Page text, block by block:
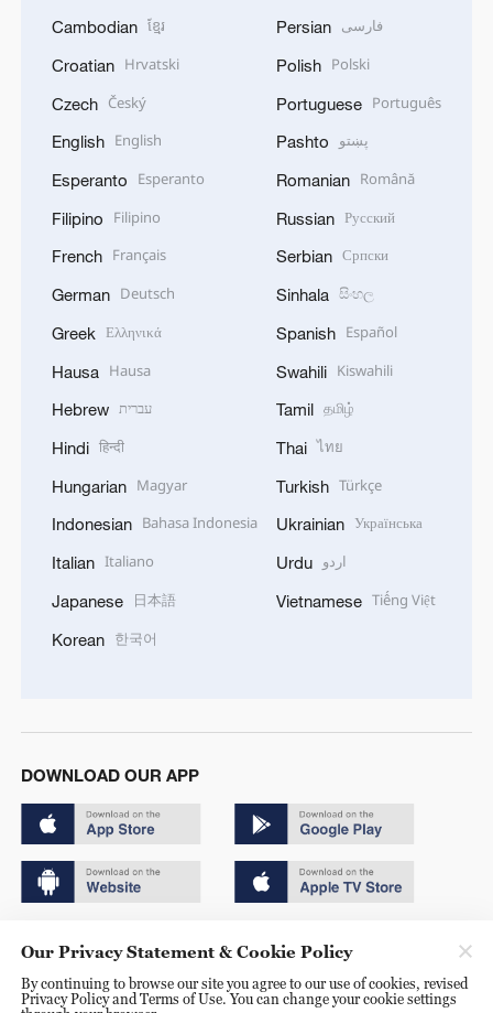
Cambodian ខ្មែរ
Croatian Hrvatski
Czech Český
English English
Esperanto Esperanto
Filipino Filipino
French Français
German Deutsch
Greek Ελληνικά
Hausa Hausa
Hebrew עברית
Hindi हिन्दी
Hungarian Magyar
Indonesian Bahasa Indonesia
Italian Italiano
Japanese 日本語
Korean 한국어
Persian فارسی
Polish Polski
Portuguese Português
Pashto پښتو
Romanian Română
Russian Русский
Serbian Српски
Sinhala සිංහල
Spanish Español
Swahili Kiswahili
Tamil தமிழ்
Thai ไทย
Turkish Türkçe
Ukrainian Українська
Urdu اردو
Vietnamese Tiếng Việt
DOWNLOAD OUR APP
京ICP备20000184号
Our Privacy Statement & Cookie Policy
By continuing to browse our site you agree to our use of cookies, revised
Privacy Policy and Terms of Use. You can change your cookie settings